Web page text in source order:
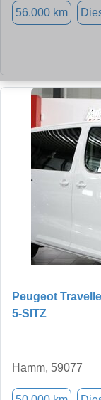
56.000 km
Peugeot
5-SITZ
Hamm, 59077